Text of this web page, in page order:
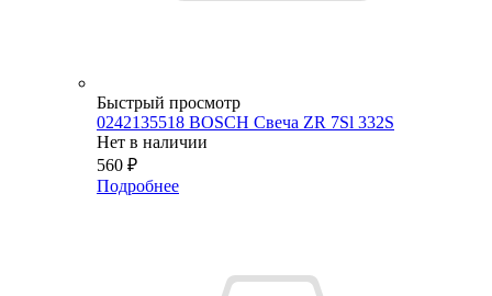
Быстрый просмотр
0242135518 BOSCH Свеча ZR 7Sl 332S
Нет в наличии
560 ₽
Подробнее